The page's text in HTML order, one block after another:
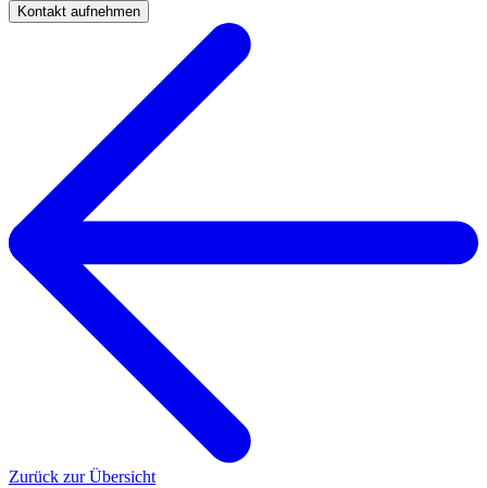
Kontakt aufnehmen
Zurück zur Übersicht